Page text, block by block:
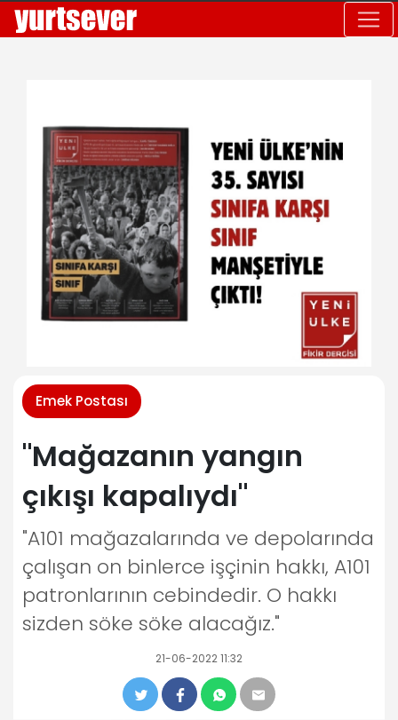
Emek Postası
"Mağazanın yangın
çıkışı kapalıydı"
"A101 mağazalarında ve depolarında
çalışan on binlerce işçinin hakkı, A101
patronlarının cebindedir. O hakkı
sizden söke söke alacağız."
21-06-2022 11:32